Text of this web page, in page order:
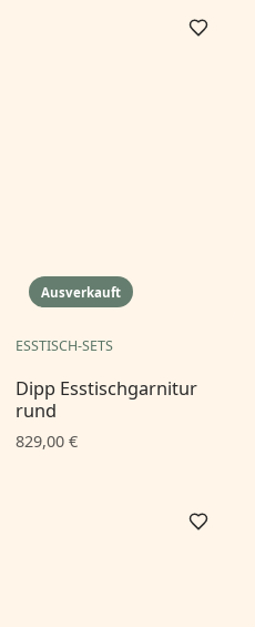
Ausverkauft
ESSTISCH-SETS
Dipp Esstischgarnitur
rund
829,00 €